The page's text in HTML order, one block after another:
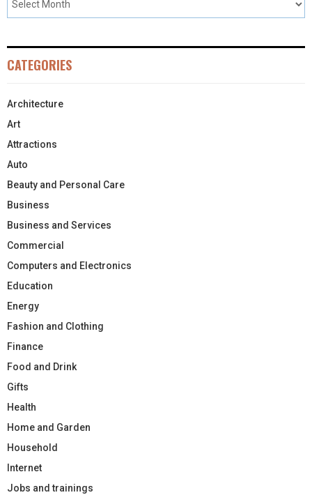
CATEGORIES
Architecture
Art
Attractions
Auto
Beauty and Personal Care
Business
Business and Services
Commercial
Computers and Electronics
Education
Energy
Fashion and Clothing
Finance
Food and Drink
Gifts
Health
Home and Garden
Household
Internet
Jobs and trainings